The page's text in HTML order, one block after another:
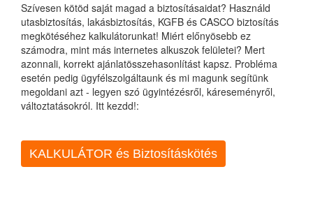
Szívesen kötöd saját magad a biztosításaidat? Használd
utasbiztosítás, lakásbiztosítás, KGFB és CASCO biztosítás
megkötéséhez kalkulátorunkat! Miért előnyösebb ez
számodra, mint más internetes alkuszok felületei? Mert
azonnali, korrekt ajánlatösszehasonlítást kapsz. Probléma
esetén pedig ügyfélszolgáltaunk és mi magunk segítünk
megoldani azt - legyen szó ügyintézésről, káreseményről,
változtatásokról. Itt kezdd!:
KALKULÁTOR és Biztosításkötés